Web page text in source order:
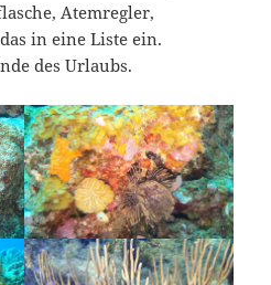
Atemregler,
in eine Liste ein.
des Urlaubs.